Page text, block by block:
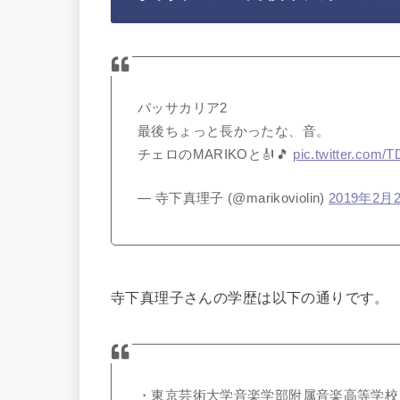
パッサカリア2
最後ちょっと長かったな、音。
チェロのMARIKOと🎻🎵 pic.twitter.com/
— 寺下真理子 (@marikoviolin)2019年2月
寺下真理子さんの学歴は以下の通りです。
・東京芸術大学音楽学部附属音楽高等学校